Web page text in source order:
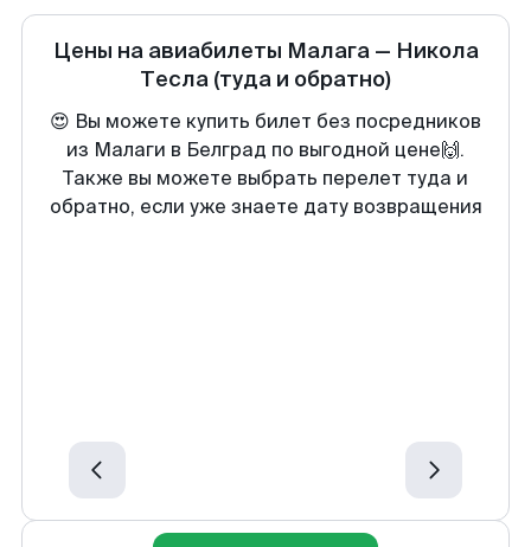
Цены на авиабилеты Малага— Никола
Тесла (туда и обратно)
😍 Вы можете купить билет без посредников
из Малаги в Белград по выгодной цене🙌.
Также вы можете выбрать перелет туда и
обратно, если уже знаете дату возвращения